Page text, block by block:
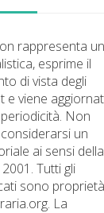
rappresenta
esprime il
di vista degli
e viene
Non
un
ai sensi della
Tutti gli
sono proprietà
La